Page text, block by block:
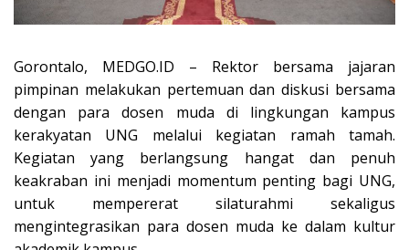
Gorontalo, MEDGO.ID – Rektor bersama jajaran
pimpinan melakukan pertemuan dan diskusi bersama
dengan para dosen muda di lingkungan kampus
kerakyatan UNG melalui kegiatan ramah tamah.
Kegiatan yang berlangsung hangat dan penuh
keakraban ini menjadi momentum penting bagi UNG,
untuk mempererat silaturahmi sekaligus
mengintegrasikan para dosen muda ke dalam kultur